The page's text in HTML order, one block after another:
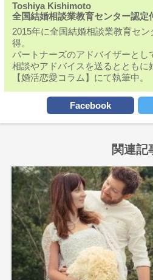
Toshiya Kishimoto
全国結婚相談業教育センター認定
2015年に全国結婚相談業教育セ
得。
パートナーズのアドバイザーとし
相談やアドバイスを送るとともに
【婚活恋愛コラム】にて執筆中。
Facebook
関連記